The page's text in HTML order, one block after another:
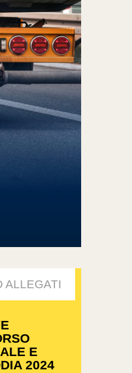
ALLEGATI
E
2024